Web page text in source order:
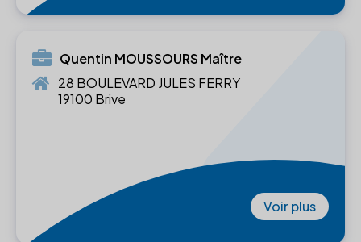
Quentin MOUSSOURS Maître
28 BOULEVARD JULES FERRY
19100 Brive
Voir plus